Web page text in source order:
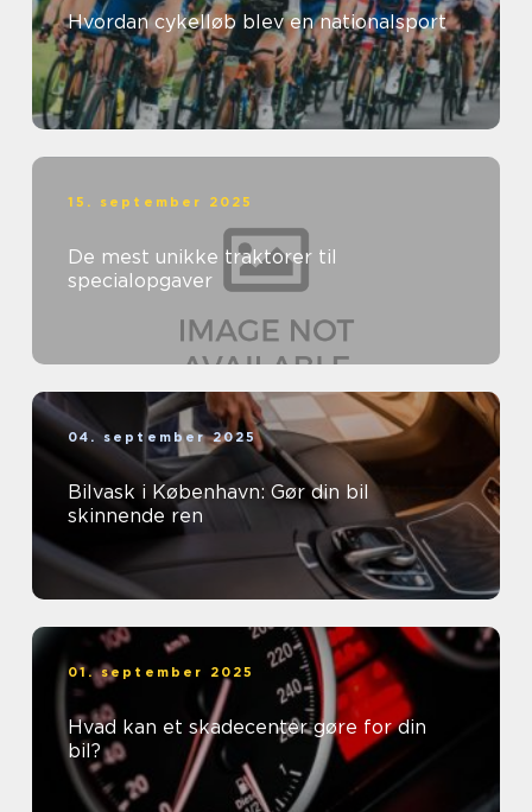
Hvordan cykelløb blev en nationalsport
15. september 2025
De mest unikke traktorer til
specialopgaver
04. september 2025
Bilvask i København: Gør din bil
skinnende ren
01. september 2025
Hvad kan et skadecenter gøre for din
bil?